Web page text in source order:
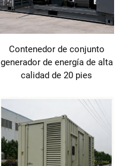
Contenedor de conjunto
generador de energía de alta
calidad de 20 pies